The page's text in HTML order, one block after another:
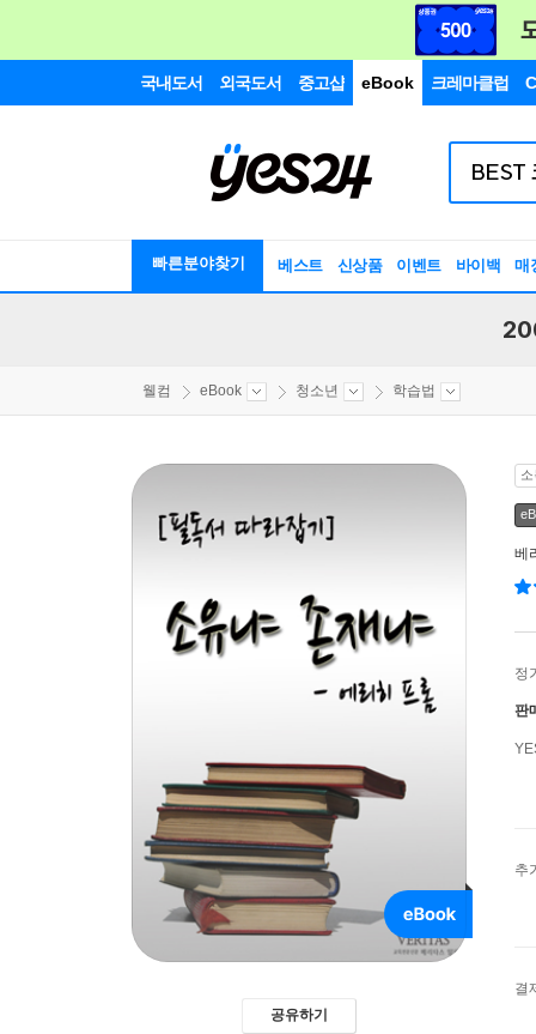
국내도서 외국도서 중고샵 eBook 크레마클럽
빠른분야찾기 베스트 신상품 이벤트 바이백 매
웰컴 eBook 청소년 학습법
공유하기
베
정
판
추
결